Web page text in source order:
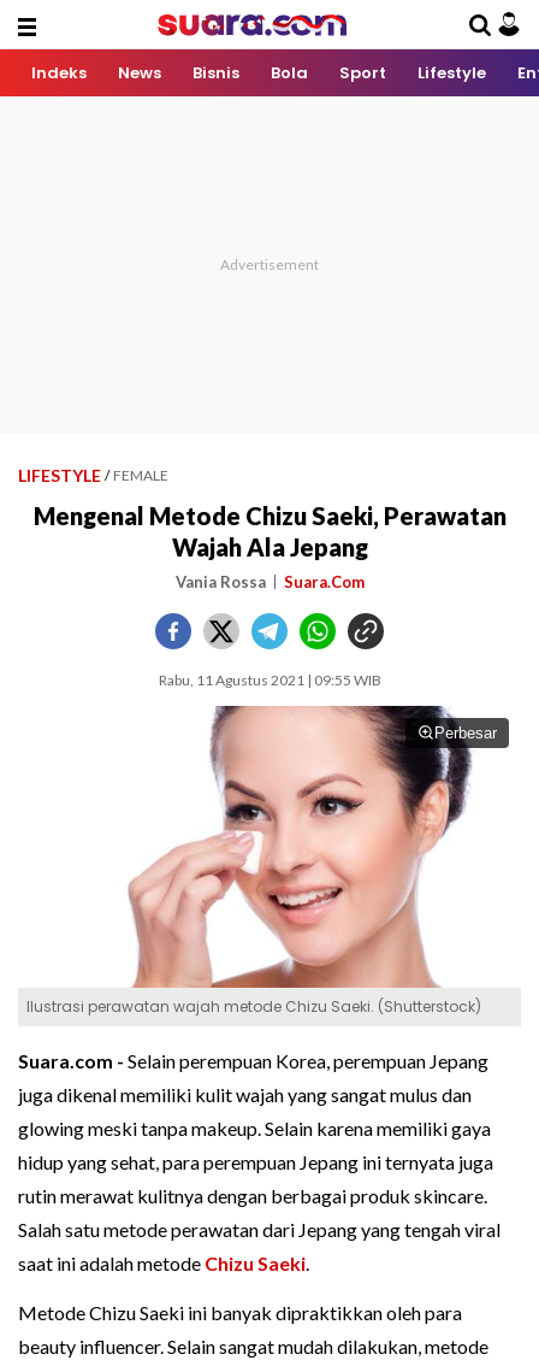
Indeks News Bisnis Bola Sport Lifestyle
LIFESTYLE / FEMALE
Mengenal Metode Chizu Saeki, Perawatan
Wajah Ala Jepang
Vania Rossa Suara.Com
Rabu, 11 Agustus 2021 | 09:55 WIB
Perbesar
Ilustrasi perawatan wajah metode Chizu Saeki. (Shutterstock)
Suara.com - Selain perempuan Korea, perempuan Jepang
juga dikenal memiliki kulit wajah yang sangat mulus dan
glowing meski tanpa makeup. Selain karena memiliki gaya
hidup yang sehat, para perempuan Jepang ini ternyata juga
rutin merawat kulitnya dengan berbagai produk skincare.
Salah satu metode perawatan dari Jepang yang tengah viral
saat ini adalah metode Chizu Saeki.
Metode Chizu Saeki ini banyak dipraktikkan oleh para
beauty influencer. Selain sangat mudah dilakukan, metode